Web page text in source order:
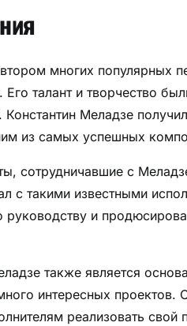
многих популярных
Его талант и творчество
Меладзе
из самых успешных
сотрудничавшие с
с такими известными
руководству и
также является
интересных проектов.
реализовать свой